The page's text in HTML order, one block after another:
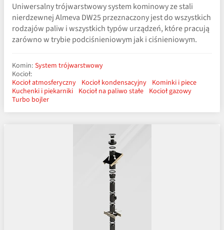
Uniwersalny trójwarstwowy system kominowy ze stali
nierdzewnej Almeva DW25 przeznaczony jest do wszystkich
rodzajów paliw i wszystkich typów urządzeń, które pracują
zarówno w trybie podciśnieniowym jak i ciśnieniowym.
Komin: System trójwarstwowy
Kocioł:
Kocioł atmosferyczny Kocioł kondensacyjny Kominki i piece
Kuchenki i piekarniki Kocioł na paliwo stałe Kocioł gazowy
Turbo bojler